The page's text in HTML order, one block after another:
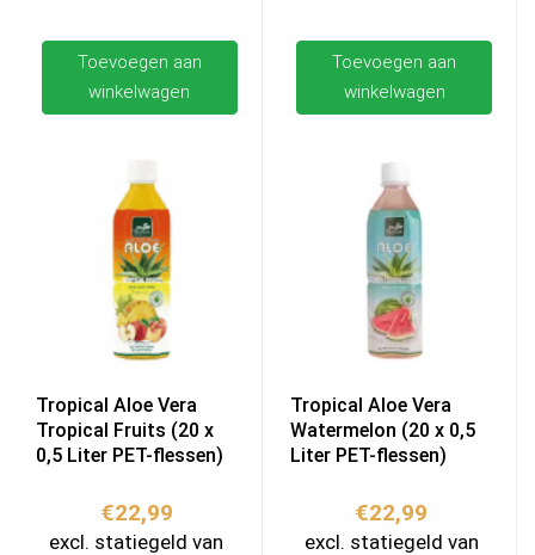
Toevoegen aan
winkelwagen
Toevoegen aan
winkelwagen
Tropical Aloe Vera
Tropical Fruits (20 x
0,5 Liter PET-flessen)
€22,99
excl. statiegeld van
Tropical Aloe Vera
Watermelon (20 x 0,5
Liter PET-flessen)
€22,99
excl. statiegeld van